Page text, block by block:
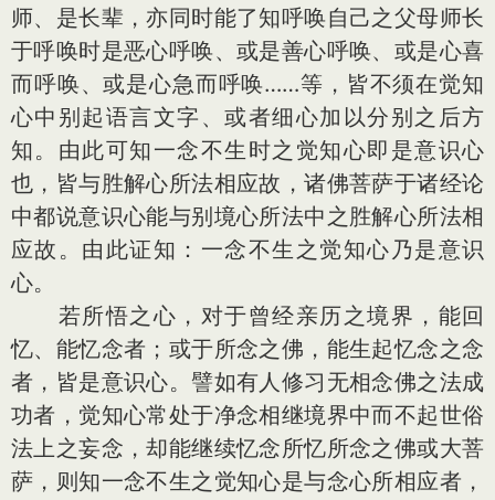
师、是长辈，亦同时能了知呼唤自己之父母师长
于呼唤时是恶心呼唤、或是善心呼唤、或是心喜
而呼唤、或是心急而呼唤……等，皆不须在觉知
心中别起语言文字、或者细心加以分别之后方
知。由此可知一念不生时之觉知心即是意识心
也，皆与胜解心所法相应故，诸佛菩萨于诸经论
中都说意识心能与别境心所法中之胜解心所法相
应故。由此证知：一念不生之觉知心乃是意识
心。
若所悟之心，对于曾经亲历之境界，能回
忆、能忆念者；或于所念之佛，能生起忆念之念
者，皆是意识心。譬如有人修习无相念佛之法成
功者，觉知心常处于净念相继境界中而不起世俗
法上之妄念，却能继续忆念所忆所念之佛或大菩
萨，则知一念不生之觉知心是与念心所相应者，